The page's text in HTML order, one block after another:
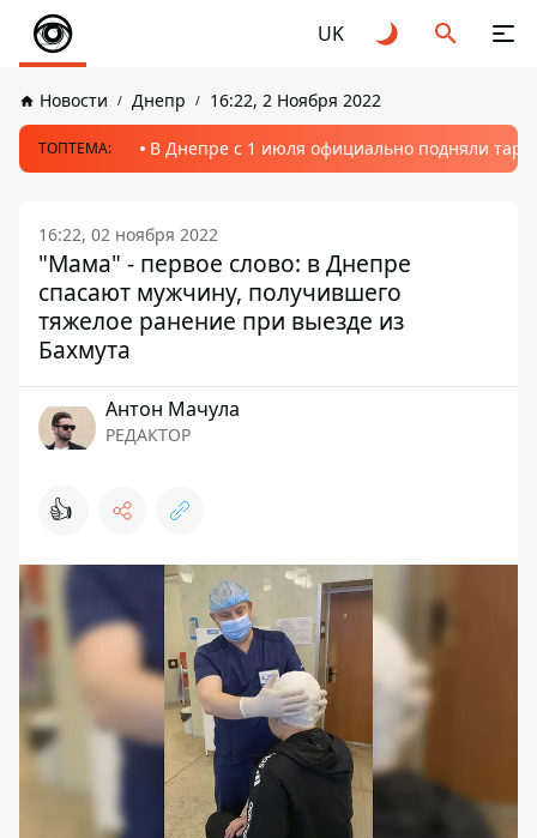
UK
Новости Днепр 16:22, 2 Ноября 2022
ТОПТЕМА: В Днепре с 1 июля официально подняли
16:22, 02 ноября 2022
"Мама" - первое слово: в Днепре
спасают мужчину, получившего
тяжелое ранение при выезде из
Бахмута
Антон Мачула
РЕДАКТОР
👍